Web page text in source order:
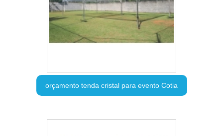
orçamento tenda cristal para evento Cotia